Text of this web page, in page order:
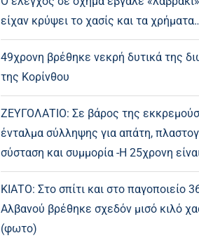
είχαν κρύψει το χασίς και τα
49χρονη βρέθηκε νεκρή δυτικά της
της Κορίνθου
ΖΕΥΓΟΛΑΤΙΟ: Σε βάρος της
ένταλμα σύλληψης για απάτη,
σύσταση και συμμορία -Η 25χρονη
ΚΙΑΤΟ: Στο σπίτι και στο παγοποιείο
Αλβανού βρέθηκε σχεδόν μισό κιλό
(φωτο)